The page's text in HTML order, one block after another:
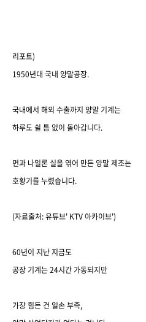
리포트)
1950년대 국내 양말공장.
국내에서 해외 수출까지 양말 기계는
하루도 쉴 틈 없이 돌아갑니다.
면과 나일론 실을 엮어 만든 양말 제조는
호황기를 누렸습니다.
(자료출처:유튜브' KTV아카이브')
60년이 지난 지금도
공장 기계는24시간 가동되지만
가장 힘든 건 일손 부족,